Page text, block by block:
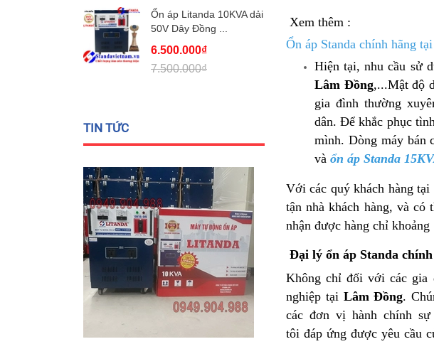
Xem thêm :
Ổn áp Standa chính hãng
Hiện tại, nhu cầu sử
Lâm Đồng,...Mật độ
gia đình thường
dân. Để khắc phục
mình. Dòng máy bán
và ổn áp Standa
Với các quý khách hàng tại
tận nhà khách hàng, và
nhận được hàng chỉ khoảng
Đại lý ổn áp Standa
Không chỉ đối với các gia
nghiệp tại Lâm Đồng.
các đơn vị hành chính
tôi đáp ứng được yêu cầu
Ổn áp Litanda 10KVA dải
50V Dây Đồng ...
6.500.000₫
7.500.000₫
90v Model 10K...
5.500.000₫
6.690.000₫
TIN TỨC